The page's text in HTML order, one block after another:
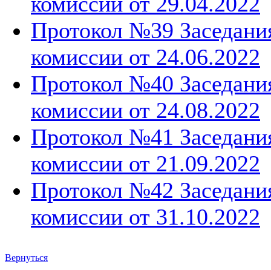
Протокол №39
комиссии от 24.06.2022
Протокол №40
комиссии от 24.08.2022
Протокол №41
комиссии от 21.09.2022
Протокол №42
комиссии от 31.10.2022
Вернуться